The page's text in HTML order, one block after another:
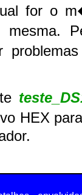
for o
HEX